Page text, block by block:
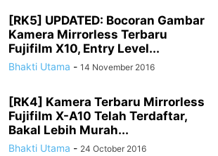
[RK5] UPDATED: Bocoran Gambar
Kamera Mirrorless Terbaru
Fujifilm X10, Entry Level...
Bhakti Utama - 14 November 2016
[RK4] Kamera Terbaru Mirrorless
Fujifilm X-A10 Telah Terdaftar,
Bakal Lebih Murah...
Bhakti Utama - 24 October 2016